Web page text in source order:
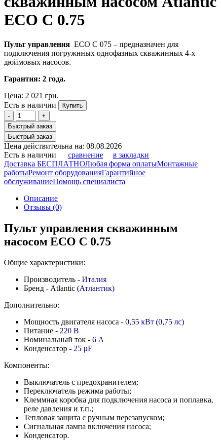
ECO C 0.75
Пульт управления ECO C 075 – предназначен для
подключения погружнных однофазных скважинных 4-х
дюймовых насосов.
Гарантия: 2 года.
Цена: 2 021 грн.
Есть в наличии
Купить
-
+
Быстрый заказ
Быстрый заказ
Цена действительна на: 08.08.2026
Есть в наличии
сравнение
в закладки
Доставка БЕСПЛАТНОЛюбая форма оплатыМонтажные
работыРемонт оборудованияГарантийное
обслуживаниеПомощь специалиста
Описание
Отзывы (0)
Пульт управления скважинным
насосом ECO C 0.75
Общие характеристики:
Производитель - Италия
Бренд - Atlantic (Атлантик)
Дополнительно:
Мощность двигателя насоса - 0,55 кВт (0,75 лс)
Питание - 220 В
Номинальный ток - 6 А
Конденсатор - 25 µF
Компоненты:
Выключатель с предохранителем;
Переключатель режима работы;
Клеммная коробка для подключения насоса и поплавка,
реле давления и т.п.;
Тепловая защита с ручным перезапуском;
Сигнальная лампа включения насоса;
Конденсатор.